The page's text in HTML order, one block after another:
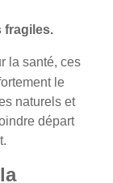
fragiles.
la santé, ces
le
naturels et
départ